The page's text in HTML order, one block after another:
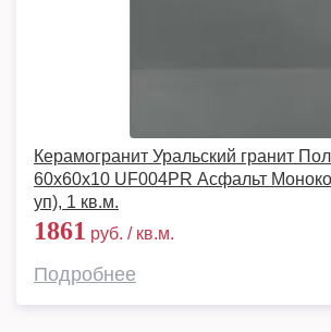
Керамогранит Уральский гранит
60x60x10 UF004PR Асфальт
уп), 1 кв.м.
1861 руб. / кв.м.
Подробнее